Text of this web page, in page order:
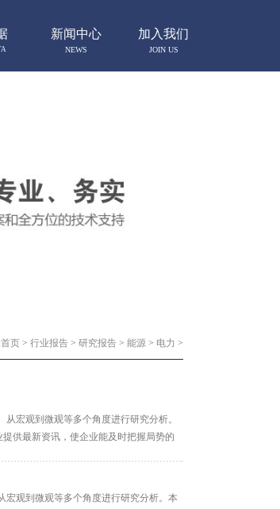
新闻中心
NEWS
加入我们
JOIN US
首页 > 行业报告 > 研究报告 > 能源 > 电力 >
宏观到微观等多个角度进行研究分析。
供最新资讯，使企业能及时把握局势的
观到微观等多个角度进行研究分析。本